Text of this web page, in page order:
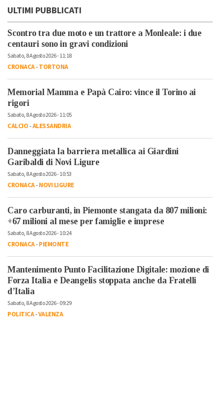
ULTIMI PUBBLICATI
Scontro tra due moto e un trattore a Monleale: i due
centauri sono in gravi condizioni
Sabato, 8 Agosto 2026 - 11:18
CRONACA-TORTONA
Memorial Mamma e Papà Cairo: vince il Torino ai
rigori
Sabato, 8 Agosto 2026 - 11:05
CALCIO-ALESSANDRIA
Danneggiata la barriera metallica ai Giardini
Garibaldi di Novi Ligure
Sabato, 8 Agosto 2026 - 10:53
CRONACA-NOVI LIGURE
Caro carburanti, in Piemonte stangata da 807 milioni:
+67 milioni al mese per famiglie e imprese
Sabato, 8 Agosto 2026 - 10:24
CRONACA-PIEMONTE
Mantenimento Punto Facilitazione Digitale: mozione di
Forza Italia e Deangelis stoppata anche da Fratelli
d’Italia
Sabato, 8 Agosto 2026 - 09:29
POLITICA-VALENZA